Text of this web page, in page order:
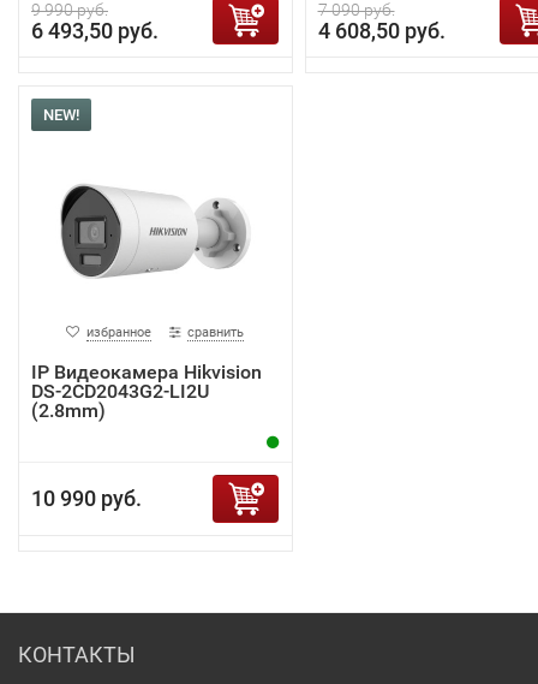
9 990 руб.
6 493,50 руб.
7 090 руб.
4 608,50 руб.
NEW!
избранное сравнить
IP Видеокамера Hikvision
DS-2CD2043G2-LI2U
(2.8mm)
10 990 руб.
КОНТАКТЫ